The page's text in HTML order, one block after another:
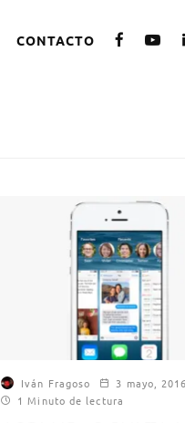
CONTACTO
Iván Fragoso
3 mayo, 2016
1 Minuto de lectura